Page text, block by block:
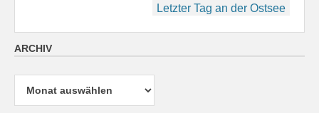
Letzter Tag an der Ostsee
ARCHIV
Archiv